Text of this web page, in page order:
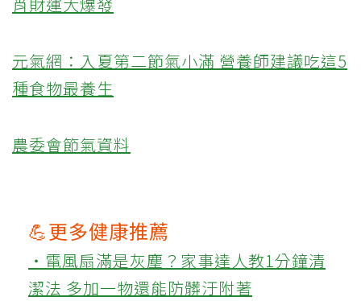
肖財運大爆發
元氣網：入夏第二節氣小滿 營養師建議吃這5
種食物最養生
農委會節氣資料
💪更多健康推薦
‧電風扇滿是灰塵？家事達人教1分鐘清
潔法 多加一物還能防髒汙附著